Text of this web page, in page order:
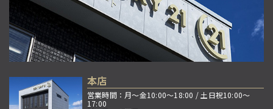
本店
営業時間：月～金10:00～18:00 / 土日祝10:00～
17:00